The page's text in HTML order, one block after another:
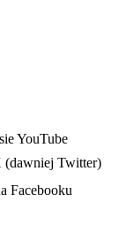
YouTube
(dawniej Twitter)
Facebooku